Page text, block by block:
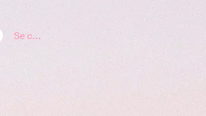
Se connecter